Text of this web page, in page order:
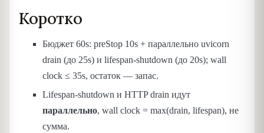
Коротко
Бюджет 60s: preStop 10s + параллельно uvicorn
drain (до 25s) и lifespan-shutdown (до 20s); wall
clock ≤ 35s, остаток — запас.
Lifespan-shutdown и HTTP drain идут
параллельно, wall clock = max(drain, lifespan), не
сумма.